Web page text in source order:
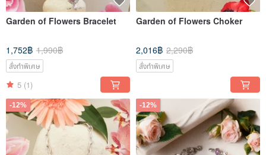
Garden of Flowers Bracelet
1,752฿ 1,990฿
สั่งทำพิเศษ
5 (1)
Garden of Flowers Choker
2,016฿ 2,290฿
สั่งทำพิเศษ
-12% -12%